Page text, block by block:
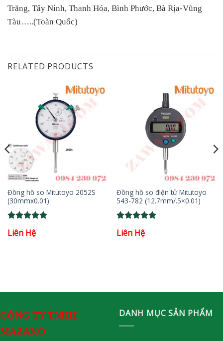
Trăng, Tây Ninh, Thanh Hóa, Bình Phước, Bà Rịa-Vũng
Tàu…..(Toàn Quốc)
RELATED PRODUCTS
Đồng hồ so Mitutoyo 2052S
(30mmx0.01)
out of 5
Liên Hệ
Đồng hồ so điện tử Mitutoyo
543-782 (12.7mm/.5×0.01)
out of 5
Liên Hệ
CÔNG TY TNHH
MAZAKO
DANH MỤC SẢN PHẨM